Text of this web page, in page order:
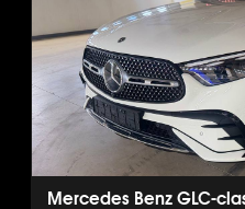
Mercedes Benz GLC-